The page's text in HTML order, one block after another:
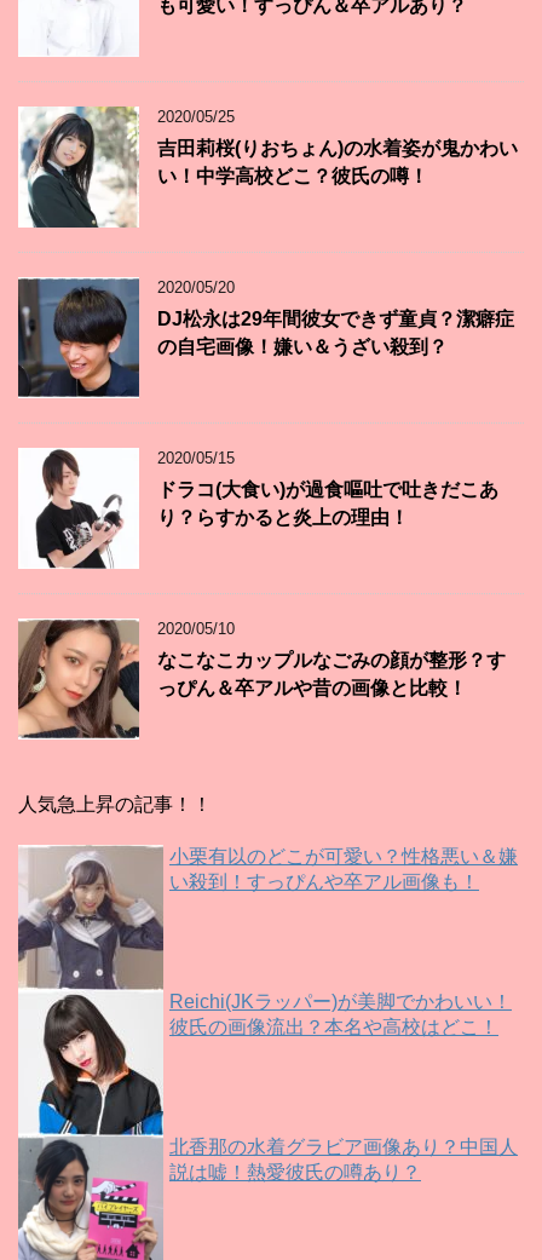
も可愛い！すっぴん＆卒アルあり？
2020/05/25
吉田莉桜(りおちょん)の水着姿が鬼かわい
い！中学高校どこ？彼氏の噂！
2020/05/20
DJ松永は29年間彼女できず童貞？潔癖症
の自宅画像！嫌い＆うざい殺到？
2020/05/15
ドラコ(大食い)が過食嘔吐で吐きだこあ
り？らすかると炎上の理由！
2020/05/10
なこなこカップルなごみの顔が整形？す
っぴん＆卒アルや昔の画像と比較！
人気急上昇の記事！！
小栗有以のどこが可愛い？性格悪い＆嫌
い殺到！すっぴんや卒アル画像も！
Reichi(JKラッパー)が美脚でかわいい！
彼氏の画像流出？本名や高校はどこ！
北香那の水着グラビア画像あり？中国人
説は嘘！熱愛彼氏の噂あり？